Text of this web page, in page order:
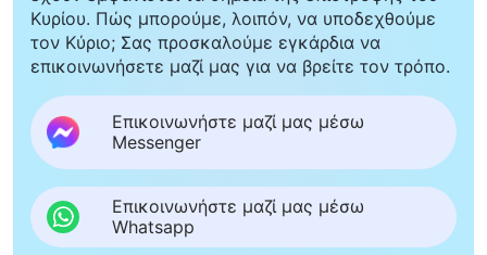
Κυρίου. Πώς μπορούμε, λοιπόν, να υποδεχθούμε
τον Κύριο; Σας προσκαλούμε εγκάρδια να
επικοινωνήσετε μαζί μας για να βρείτε τον τρόπο.
Επικοινωνήστε μαζί μας μέσω
Messenger
Επικοινωνήστε μαζί μας μέσω
Whatsapp